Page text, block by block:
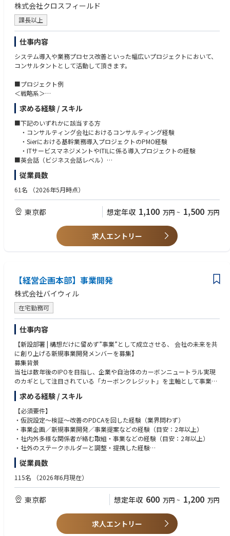
◆フロント業務デジタル化／業務改革（BPR）
・非対面チャネル（Web・アプリ）の構築による顧客接点の高度化
・業務分析に基づくTo-Be設計および業務プロセス改革推進
・営業・事務・コールセンター等のDX戦略策定～実行支援
◆AI／テクノロジー活用
・音声認識・自然言語処理を活用したコールセンター高度化
・AI導入における運用設計・定着化（チェンジマネジメント）
・データ／AI戦略策定および基盤構築支援
◆データマネジメント／利活用
・DWHのクラウド移行およびデータ分析基盤の構築
・データ活用によるマーケティング高度化、不正検知ロジック開発
■やりがい
①金融特化×ドメイン知識の深いコンサルタントへ
ワンプールではなく金融領域特化のため、若いうちから専門性を集中して
磨くことができます。
今後不可避となる金融業界のレガシーモダナイゼーション+生成AI活用の
知見を早期に習得することが可能です。
金融専門コンサルとして役員・部長級クラスのカウンターパートを早期に
担当していただくことで、業界理解×AI／テクノロジー両軸のスキルを習
得でき、市場価値を上げ、長期的なキャリア資産の形成が行えます。
②生成AI案件に本気で取り組める環境
プロジェクトの約半数が生成AI・データ活用領域です。
AI未経験でも、社内に多くのプロフェッショナルがおり実案件や社内講習
③売上ノルマではなく、伴走型の“クライアントファースト”
Trustはグループ会社でイベント・セミナー運営をしていることもあり、金
融業界に強いネットワークがあるためコンサルタントに強い営業力を求め
ておりません。
売上至上主義ではなく、真にクライアントの課題に向き合う伴走型コンサ
コンサルタント個人にも、短期売上より顧客価値の最大化が求められる文
化となっています。
■求める人物像
・保険ビジネスの構造を理解し、ITを通じて変革をリードしたい方
・業務とITの両面から課題を捉え、実行まで推進できる方
・複雑なステークホルダーを巻き込みながらプロジェクトを推進できる方
・上流工程から顧客と直接対峙し、価値提供したい方
・裁量の大きい環境で、自身のキャリア・市場価値を高めたい方
・将来的にパートナー／経営層を目指したい方
株式会社クロスフィールド
課長以上
仕事内容
システム導入や業務プロセス改善といった幅広いプロジェクトにおいて、
コンサルタントとして活動して頂きます。
■プロジェクト例
＜戦略系＞
大手製造業：経営企画部 各種全社施策推進支援（プログラムマネジメン
ト）
大手製造業：シェアードサービス高度化（グランドデザイン～ToBeプロセ
ス策定〜実現フェーズ）
商社：ITガバナンス構築に向けたグランドデザイン
流通：全社セキュリティ戦略の策定支援
大手製造業：グローバル展開における業務統合支援（グランドデザイン～
ToBeプロセス策定〜実現フェーズ）
商社：グループ会社間における事業移管に伴うビジネスプロセス策定
（（グランドデザイン～ToBeプロセス策定〜実現フェーズ）
大手製造業：グローバル展開における業務標準化支援（ToBeプロセス策
定〜実現フェーズ）
※クライアント側の支援を主としたビジネスコンサルティングがメインで
あり、自社で受諾開発を請け負うことはほぼございません。
（弊社パフォーマンスを評価され、稀にベンダー側のPMO支援を依頼され
ることはございますが、自社で設計・開発等を行うことはございませ
ん。）
求める経験 / スキル
■下記のいずれかに該当する方
・コンサルティング会社におけるコンサルティング経験
・Sierにおける基幹業務導入プロジェクトのPMO経験
・ITサービスマネジメントやITILに係る導入プロジェクトの経験
■英会話（ビジネス会話レベル）
■徹底したクライアントファーストのデリバリーをしたい方
■少数精鋭の会社で、主体的に活躍したい方
従業員数
61名 （2026年5月時点）
東京都 想定年収 1,100 万円 ~ 1,500 万円
求人エントリー
【経営企画本部】事業開発
株式会社バイウィル
在宅勤務可
仕事内容
【新設部署 | 構想だけに留めず”事業”として成立させる、 会社の未来を共
に創り上げる新規事業開発メンバーを募集】
募集背景
当社は数年後のIPOを目指し、企業や自治体のカーボンニュートラル実現
のカギとして注目されている「カーボンクレジット」を主軸として事業を
展開しています。カーボンクレジット事業は、まだまだ成長途上であるフ
ロンティア領域でありますが、その中でも当社は独自のビジネスモデルで
パイオニアポジショニングを確立し急成長を遂げています。
具体的には、全国90以上の金融機関・自治体などと連携し、地域に根差し
た提案・事業展開を行うとともに、サステナビリティ戦略策定からソリュ
ーション提供、ブランディングまで、幅広い顧客課題にワンストップソリ
こういった業界環境/事業環境の中、当社は今まさに事業の拡大フェーズ
を迎えております。クライアント企業・自治体双方からのニーズが急増し
ており、既存事業に連なるクロスセルの機会や、未開拓のテーマに挑む新
規事業の種が次々と立ち上がりつつあります。
こうした新たな取り組みを、構想だけに留めず“事業”として成立させるた
め、事業開発部を新設することとなりました。本ポジションでは、その立
求める経験 / スキル
【必須要件】
・仮説設定〜検証〜改善のPDCAを回した経験（業界問わず）
・事業企画／新規事業開発／事業提案などの経験（目安：2年以上）
・社内外多様な関係者が絡む取組・事業などの経験（目安：2年以上）
・社外のステークホルダーと調整・提携した経験
・リサーチ・資料作成・プレゼンテーションの基礎能力
【歓迎要件】
・事業投資やベンチャー支援に関する知識・経験
・行政や自治体との連携事業・補助金申請経験
・小規模チームでの意思決定・実行経験（ベンチャー等）
【求める人物像】
従業員数
115名 （2026年6月現在）
東京都 想定年収 600 万円 ~ 1,200 万円
求人エントリー